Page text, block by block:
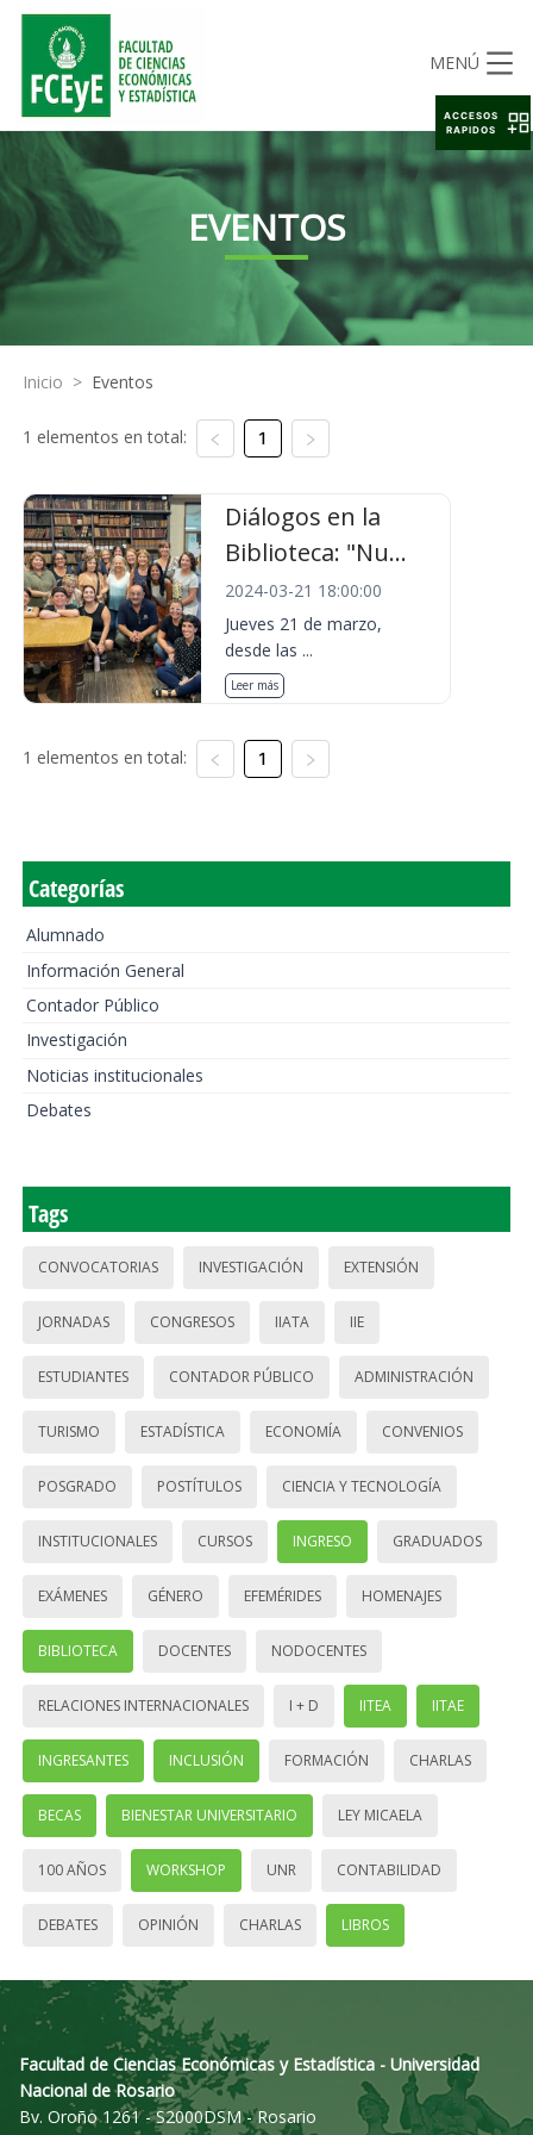
MENÚ
EVENTOS
Inicio > Eventos
1 elementos en total: 1
Diálogos en la
Biblioteca: "Nu...
2024-03-21 18:00:00
Jueves 21 de marzo,
desde las ...
Leer más
1 elementos en total: 1
Categorías
Alumnado
Información General
Contador Público
Investigación
Noticias institucionales
Debates
Tags
CONVOCATORIAS INVESTIGACIÓN EXTENSIÓN
JORNADAS CONGRESOS IIATA IIE
ESTUDIANTES CONTADOR PÚBLICO ADMINISTRACIÓN
TURISMO ESTADÍSTICA ECONOMÍA CONVENIOS
POSGRADO POSTÍTULOS CIENCIA Y TECNOLOGÍA
INSTITUCIONALES CURSOS INGRESO GRADUADOS
EXÁMENES GÉNERO EFEMÉRIDES HOMENAJES
BIBLIOTECA DOCENTES NODOCENTES
RELACIONES INTERNACIONALES I + D IITEA IITAE
INGRESANTES INCLUSIÓN FORMACIÓN CHARLAS
BECAS BIENESTAR UNIVERSITARIO LEY MICAELA
100 AÑOS WORKSHOP UNR CONTABILIDAD
DEBATES OPINIÓN CHARLAS LIBROS
Facultad de Ciencias Económicas y Estadística - Universidad
Nacional de Rosario
Bv. Oroño 1261 - S2000DSM - Rosario
ACCESOS
RAPIDOS